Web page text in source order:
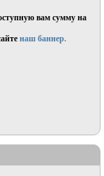
вам сумму на
наш баннер.